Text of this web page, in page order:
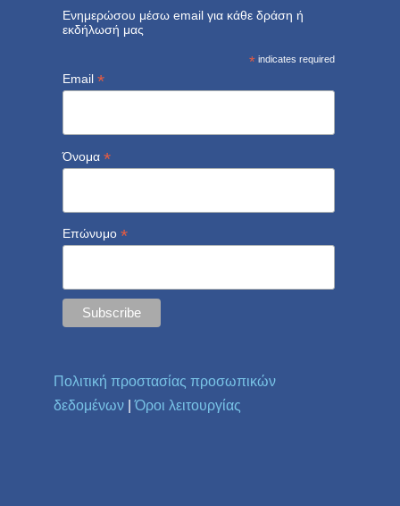
Ενημερώσου μέσω email για κάθε δράση ή
εκδήλωσή μας
* indicates required
Email *
Όνομα *
Επώνυμο *
Πολιτική προστασίας προσωπικών
δεδομένων |Όροι λειτουργίας